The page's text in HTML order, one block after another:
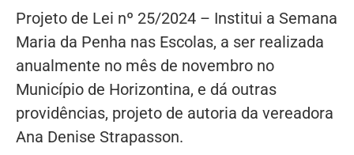
Projeto de Lei nº 25/2024 – Institui a Semana
Maria da Penha nas Escolas, a ser realizada
anualmente no mês de novembro no
Município de Horizontina, e dá outras
providências, projeto de autoria da vereadora
Ana Denise Strapasson.